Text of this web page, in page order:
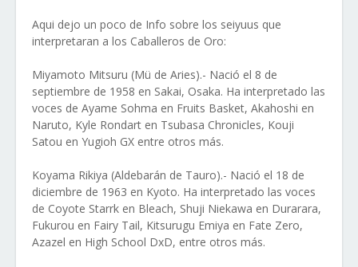
Aqui dejo un poco de Info sobre los seiyuus que
interpretaran a los Caballeros de Oro:
Miyamoto Mitsuru (Mü de Aries).- Nació el 8 de
septiembre de 1958 en Sakai, Osaka. Ha interpretado las
voces de Ayame Sohma en Fruits Basket, Akahoshi en
Naruto, Kyle Rondart en Tsubasa Chronicles, Kouji
Satou en Yugioh GX entre otros más.
Koyama Rikiya (Aldebarán de Tauro).- Nació el 18 de
diciembre de 1963 en Kyoto. Ha interpretado las voces
de Coyote Starrk en Bleach, Shuji Niekawa en Durarara,
Fukurou en Fairy Tail, Kitsurugu Emiya en Fate Zero,
Azazel en High School DxD, entre otros más.